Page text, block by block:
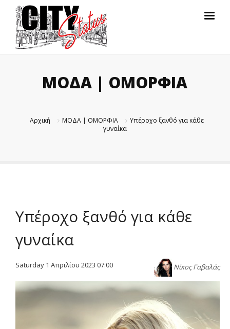
ΜΟΔΑ | ΟΜΟΡΦΙΑ
Αρχική ΜΟΔΑ | ΟΜΟΡΦΙΑ
Υπέροχο ξανθό για κάθε
γυναίκα
Υπέροχο ξανθό για κάθε
γυναίκα
Νίκος Γαβαλάς
Saturday 1 Απριλίου 2023 07:00